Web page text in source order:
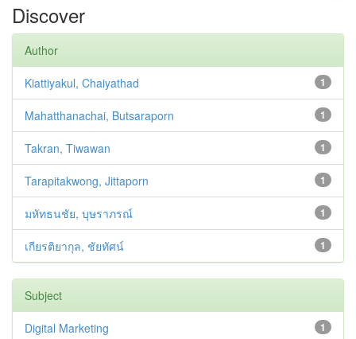
Discover
Author
1
Kiattiyakul, Chaiyathad
1
Mahatthanachai, Butsaraporn
1
Takran, Tiwawan
1
Tarapitakwong, Jittaporn
1
มหัทธนชัย, บุษราภรณ์
1
เกียรติยากุล, ชัยทัศน์
Subject
1
Digital Marketing